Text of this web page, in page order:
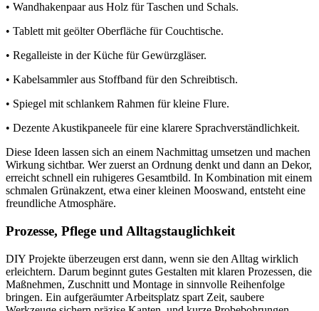
• Wandhakenpaar aus Holz für Taschen und Schals.
• Tablett mit geölter Oberfläche für Couchtische.
• Regalleiste in der Küche für Gewürzgläser.
• Kabelsammler aus Stoffband für den Schreibtisch.
• Spiegel mit schlankem Rahmen für kleine Flure.
• Dezente Akustikpaneele für eine klarere Sprachverständlichkeit.
Diese Ideen lassen sich an einem Nachmittag umsetzen und machen
Wirkung sichtbar. Wer zuerst an Ordnung denkt und dann an Dekor,
erreicht schnell ein ruhigeres Gesamtbild. In Kombination mit einem
schmalen Grünakzent, etwa einer kleinen Mooswand, entsteht eine
freundliche Atmosphäre.
Prozesse, Pflege und Alltagstauglichkeit
DIY Projekte überzeugen erst dann, wenn sie den Alltag wirklich
erleichtern. Darum beginnt gutes Gestalten mit klaren Prozessen, die
Maßnehmen, Zuschnitt und Montage in sinnvolle Reihenfolge
bringen. Ein aufgeräumter Arbeitsplatz spart Zeit, saubere